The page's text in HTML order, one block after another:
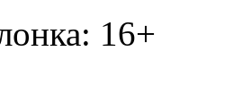
16+